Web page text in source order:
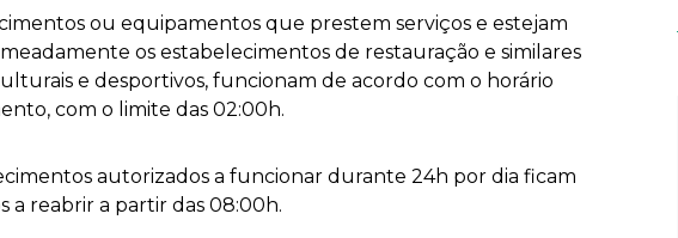
ou equipamentos que prestem serviços e estejam
os estabelecimentos de restauração e similares
e desportivos, funcionam de acordo com o horário
com o limite das 02:00h.
autorizados a funcionar durante 24h por dia ficam
a reabrir a partir das 08:00h.